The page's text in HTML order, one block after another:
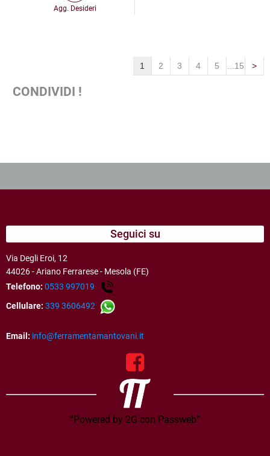
Agg. Desideri
1 2 3 4 5 ...15 >
CONDIVIDI !
Seguici su
Via Degli Eroi, 12
44026 - Ariano Ferrarese - Mesola (FE)
Telefono: 0533 997019
Cellulare: 339 3606492
Email: info@ferramentamantovani.it
“Powered by 2G con Passweb”